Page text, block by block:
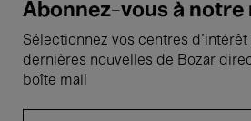
Abonnez-vous à notre
Sélectionnez vos centres d'intérêt
dernières nouvelles de Bozar
boîte mail